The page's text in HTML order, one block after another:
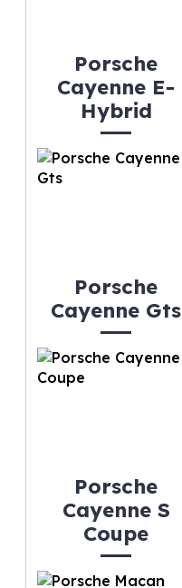
Porsche
Cayenne E-
Hybrid
Porsche
Cayenne Gts
Porsche
Cayenne S
Coupe